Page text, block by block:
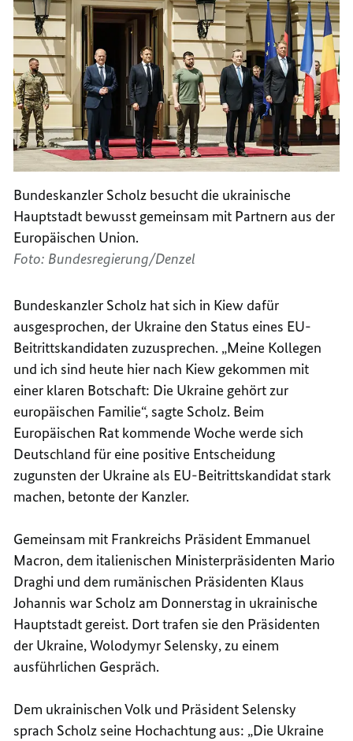
Bundeskanzler Scholz besucht die ukrainische
Hauptstadt bewusst gemeinsam mit Partnern aus der
Europäischen Union.
Foto: Bundesregierung/Denzel
Bundeskanzler Scholz hat sich in Kiew dafür
ausgesprochen, der Ukraine den Status eines EU-
Beitrittskandidaten zuzusprechen. „Meine Kollegen
und ich sind heute hier nach Kiew gekommen mit
einer klaren Botschaft: Die Ukraine gehört zur
europäischen Familie“, sagte Scholz. Beim
Europäischen Rat kommende Woche werde sich
Deutschland für eine positive Entscheidung
zugunsten der Ukraine als EU-Beitrittskandidat stark
machen, betonte der Kanzler.
Gemeinsam mit Frankreichs Präsident Emmanuel
Macron, dem italienischen Ministerpräsidenten Mario
Draghi und dem rumänischen Präsidenten Klaus
Johannis war Scholz am Donnerstag in ukrainische
Hauptstadt gereist. Dort trafen sie den Präsidenten
der Ukraine, Wolodymyr Selensky, zu einem
ausführlichen Gespräch.
Dem ukrainischen Volk und Präsident Selensky
sprach Scholz seine Hochachtung aus: „Die Ukraine